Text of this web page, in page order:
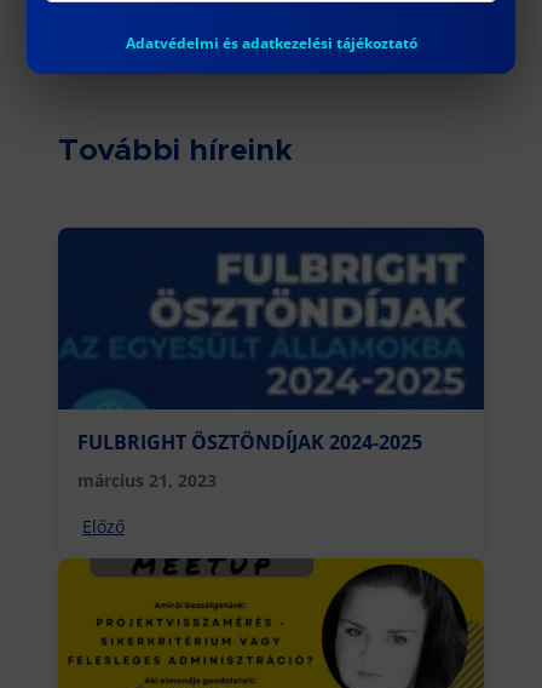
További híreink
FULBRIGHT ÖSZTÖNDÍJAK 2024-2025
március 21, 2023
Előző
Adatvédelmi és adatkezelési tájékoztató